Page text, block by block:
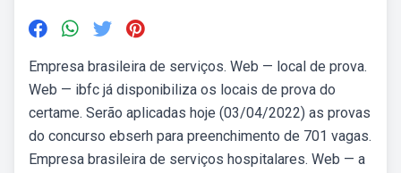
Empresa brasileira de serviços. Web — local de prova.
Web — ibfc já disponibiliza os locais de prova do
certame. Serão aplicadas hoje (03/04/2022) as provas
do concurso ebserh para preenchimento de 701 vagas.
Empresa brasileira de serviços hospitalares. Web — a